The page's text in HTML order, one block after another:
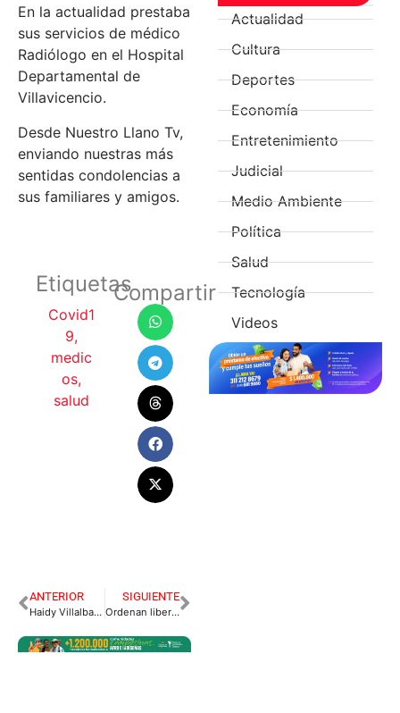
En la actualidad prestaba
sus servicios de médico
Radiólogo en el Hospital
Departamental de
Villavicencio.
Desde Nuestro Llano Tv,
enviando nuestras más
sentidas condolencias a
sus familiares y amigos.
Etiquetas
Covid1
9,
medic
os,
salud
Compartir
ANTERIOR
Haidy Villalba nueva directora de Turismo Meta
SIGUIENTE
Ordenan libertad para Álvaro Uribe Vélez.
Actualidad
Cultura
Deportes
Economía
Entretenimiento
Judicial
Medio Ambiente
Política
Salud
Tecnología
Videos